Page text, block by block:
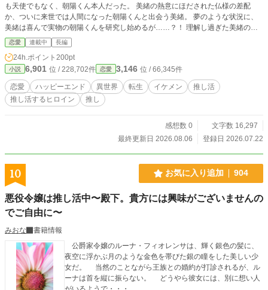
も天使でもなく、朝陽くん本人だった。 美緒の熱意にほだされた仏様の差配
か、ついに来世では人間になった朝陽くんと出会う美緒。 夢のような状況に、
美緒は喜んで実物の朝陽くんを研究し始めるが……？！ 理解し過ぎた美緒の想
いは、朝陽くんに届くのか。 深すぎるが故のすれ違い。あなたの推しは気づけ
ますか？
恋愛 連載中 長編
24h.ポイント 200pt
小説 6,901 位 / 228,702件 恋愛 3,146 位 / 66,345件
恋愛 ハッピーエンド 異世界 転生 イケメン
推し活
推し活するヒロイン
推し
感想数 0
文字数 16,297
最終更新日 2026.08.06
登録日 2026.07.22
10 お気に入り追加 904
悪役令嬢は推し活中〜殿下。貴方には興味がございませんの
でご自由に〜
みおな
書籍情報
公爵家令嬢のルーナ・フィオレンサは、輝く銀色の髪に、
夜空に浮かぶ月のような金色を帯びた銀の瞳をした美しい少
女だ。 当然のことながら王族との婚約が打診されるが、ル
ーナは首を縦に振らない。 どうやら彼女には、別に想い人